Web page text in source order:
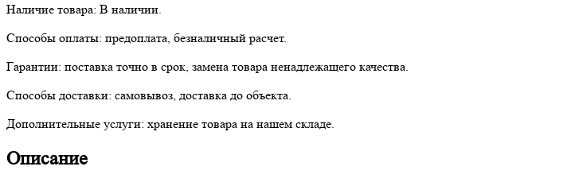
Наличие товара: В наличии.
Способы оплаты: предоплата, безналичный расчет.
Гарантии: поставка точно в срок, замена товара ненадлежащего качества.
Способы доставки: самовывоз, доставка до объекта.
Дополнительные услуги: хранение товара на нашем складе.
Описание